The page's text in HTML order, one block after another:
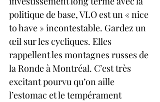
politique de base, VLO est un « nice
to have » incontestable. Gardez un
œil sur les cycliques. Elles
rappellent les montagnes russes de
la Ronde à Montréal. C’est très
excitant pourvu qu’on aille
l’estomac et le tempérament